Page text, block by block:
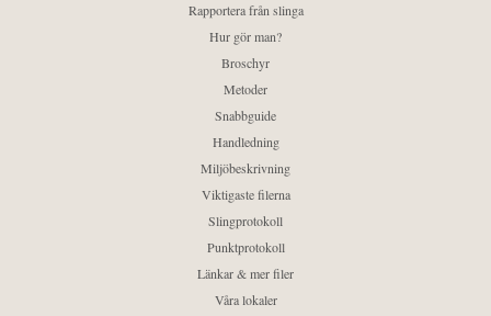
Rapportera från slinga
Hur gör man?
Broschyr
Metoder
Snabbguide
Handledning
Miljöbeskrivning
Viktigaste filerna
Slingprotokoll
Punktprotokoll
Länkar & mer filer
Våra lokaler